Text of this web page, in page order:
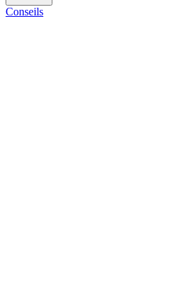
Conseils